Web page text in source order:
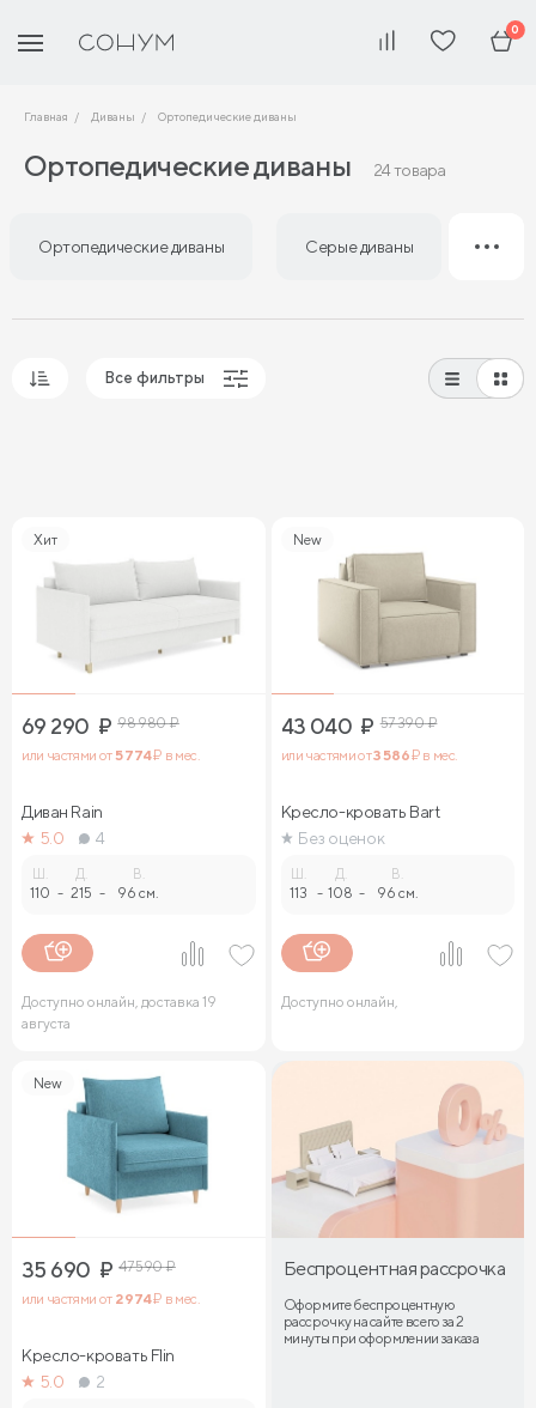
0
Главная Диваны Ортопедические диваны
Ортопедические диваны 24 товара
Ортопедические диваны Серые диваны
Все фильтры
Хит
69 290 ₽ 98 980₽
или частями от5 774₽ в мес.
Диван Rain
5.0
4
Ш.
110 -
Д.
215 -
В.
96 см.
Доступно онлайн, доставка 19
августа
New
43 040 ₽ 57 390₽
или частями от3 586₽ в мес.
Кресло-кровать Bart
Без оценок
Ш.
113 -
Д.
108 -
В.
96 см.
Доступно онлайн,
New
35 690 ₽ 47 590₽
или частями от 2 974₽ в мес.
Кресло-кровать Flin
5.0
2
Беспроцентная рассрочка
Оформите беспроцентную
рассрочку на сайте всего за 2
минуты при оформлении заказа